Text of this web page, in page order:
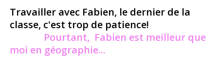
Travailler avec Fabien, le dernier de la
classe, c'est trop de patience!
Pourtant, Fabien est meilleur que
moi en géographie...